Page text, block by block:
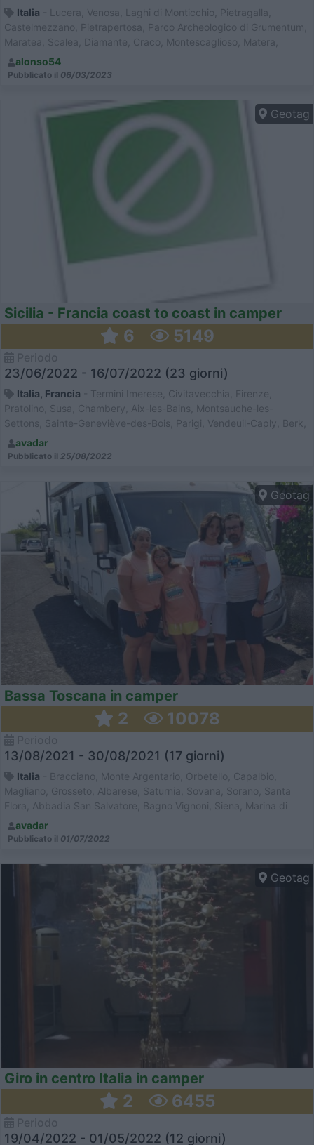
Italia - Lucera, Venosa, Laghi di Monticchio, Pietragalla,
Castelmezzano, Pietrapertosa, Parco Archeologico di Grumentum,
Maratea, Scalea, Diamante, Craco, Montescaglioso, Matera,
Massafrà, Martina Franca, Bari, Barletta, Porto Sant'Elpidio
alonso54
Pubblicato il 06/03/2023
Geotag
Sicilia - Francia coast to coast in camper
6 5149
23/06/2022 - 16/07/2022 (23 giorni)
Italia, Francia - Termini Imerese, Civitavecchia, Firenze,
Pratolino, Susa, Chambery, Aix-les-Bains, Montsauche-les-
Settons, Sainte-Geneviève-des-Bois, Parigi, Vendeuil-Caply, Berk,
Saint-Valery-sur-Somme, Le Crotoy, Le Treport, Saint-Valery-en-
Caux, Etretat, Honfle
avadar
Pubblicato il 25/08/2022
Geotag
Bassa Toscana in camper
2 10078
13/08/2021 - 30/08/2021 (17 giorni)
Italia - Bracciano, Monte Argentario, Orbetello, Capalbio,
Magliano, Grosseto, Albarese, Saturnia, Sovana, Sorano, Santa
Flora, Abbadia San Salvatore, Bagno Vignoni, Siena, Marina di
Bibbona, Venturina Terme, Vada
avadar
Pubblicato il 01/07/2022
Geotag
Giro in centro Italia in camper
2 6455
19/04/2022 - 01/05/2022 (12 giorni)